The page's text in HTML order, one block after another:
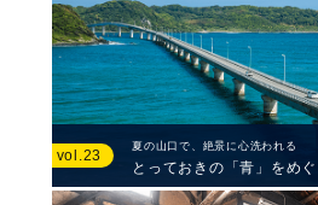
vol.23
夏の山口で、絶景に心洗われる
とっておきの「青」をめ